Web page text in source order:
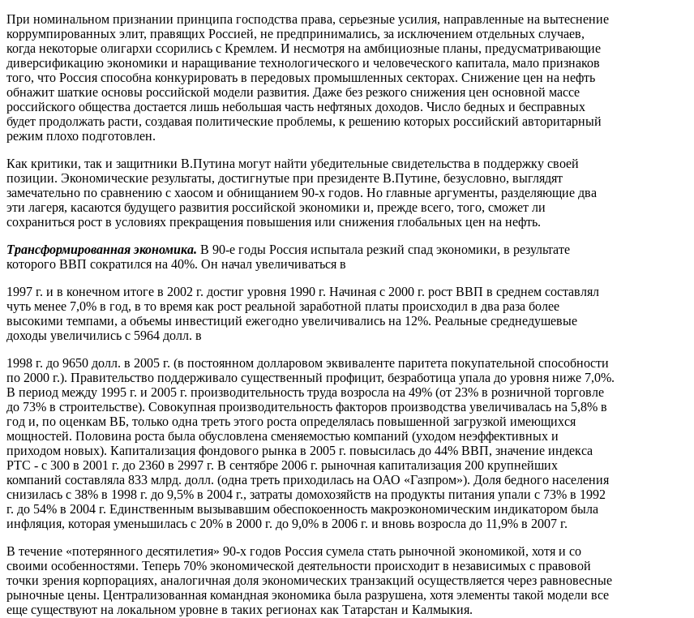
При номинальном признании принципа господства права, серьезные усилия, направленные на вытеснение
коррумпированных элит, правящих Россией, не предпринимались, за исключением отдельных случаев,
когда некоторые олигархи ссорились с Кремлем. И несмотря на амбициозные планы, предусматривающие
диверсификацию экономики и наращивание технологического и человеческого капитала, мало признаков
того, что Россия способна конкурировать в передовых промышленных секторах. Снижение цен на нефть
обнажит шаткие основы российской модели развития. Даже без резкого снижения цен основной массе
российского общества достается лишь небольшая часть нефтяных доходов. Число бедных и бесправных
будет продолжать расти, создавая политические проблемы, к решению которых российский авторитарный
режим плохо подготовлен.
Как критики, так и защитники В.Путина могут найти убедительные свидетельства в поддержку своей
позиции. Экономические результаты, достигнутые при президенте В.Путине, безусловно, выглядят
замечательно по сравнению с хаосом и обнищанием 90-х годов. Но главные аргументы, разделяющие два
эти лагеря, касаются будущего развития российской экономики и, прежде всего, того, сможет ли
сохраниться рост в условиях прекращения повышения или снижения глобальных цен на нефть.
Трансформированная экономика. В 90-е годы Россия испытала резкий спад экономики, в результате
которого ВВП сократился на 40%. Он начал увеличиваться в
1997 г. и в конечном итоге в 2002 г. достиг уровня 1990 г. Начиная с 2000 г. рост ВВП в среднем составлял
чуть менее 7,0% в год, в то время как рост реальной заработной платы происходил в два раза более
высокими темпами, а объемы инвестиций ежегодно увеличивались на 12%. Реальные среднедушевые
доходы увеличились с 5964 долл. в
1998 г. до 9650 долл. в 2005 г. (в постоянном долларовом эквиваленте паритета покупательной способности
по 2000 г.). Правительство поддерживало существенный профицит, безработица упала до уровня ниже 7,0%.
В период между 1995 г. и 2005 г. производительность труда возросла на 49% (от 23% в розничной торговле
до 73% в строительстве). Совокупная производительность факторов производства увеличивалась на 5,8% в
год и, по оценкам ВБ, только одна треть этого роста определялась повышенной загрузкой имеющихся
мощностей. Половина роста была обусловлена сменяемостью компаний (уходом неэффективных и
приходом новых). Капитализация фондового рынка в 2005 г. повысилась до 44% ВВП, значение индекса
РТС - с 300 в 2001 г. до 2360 в 2997 г. В сентябре 2006 г. рыночная капитализация 200 крупнейших
компаний составляла 833 млрд. долл. (одна треть приходилась на ОАО «Газпром»). Доля бедного населения
снизилась с 38% в 1998 г. до 9,5% в 2004 г., затраты домохозяйств на продукты питания упали с 73% в 1992
г. до 54% в 2004 г. Единственным вызывавшим обеспокоенность макроэкономическим индикатором была
инфляция, которая уменьшилась с 20% в 2000 г. до 9,0% в 2006 г. и вновь возросла до 11,9% в 2007 г.
В течение «потерянного десятилетия» 90-х годов Россия сумела стать рыночной экономикой, хотя и со
своими особенностями. Теперь 70% экономической деятельности происходит в независимых с правовой
точки зрения корпорациях, аналогичная доля экономических транзакций осуществляется через равновесные
рыночные цены. Централизованная командная экономика была разрушена, хотя элементы такой модели все
еще существуют на локальном уровне в таких регионах как Татарстан и Калмыкия.